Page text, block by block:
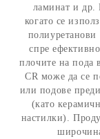
ламинат и др.
когато се
спре
плочите на пода
CR може да се
или подове
(като
настилки).